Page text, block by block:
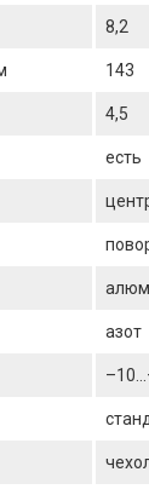
8,2
143
4,5
есть
азот